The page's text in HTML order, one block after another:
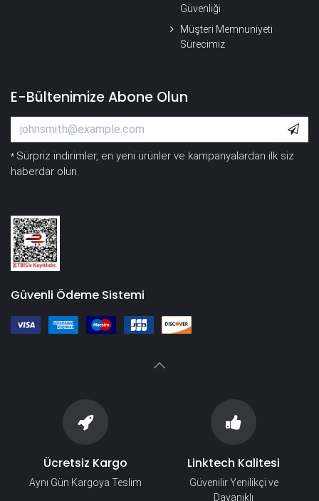
Güvenliği
Müşteri Memnuniyeti
Sürecimiz
E-Bültenimize Abone Olun
* Sürpriz indirimler, en yeni ürünler ve kampanyalardan ilk siz
haberdar olun.
Güvenli Ödeme Sistemi
Ücretsiz Kargo
Aynı Gün Kargoya Teslim
Linktech Kalitesi
Güvenilir Yenilikçi ve
Dayanıklı